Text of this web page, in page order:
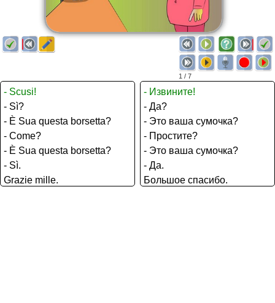
1 / 7
- Scusi!
- Sì?
- È Sua questa borsetta?
- Come?
- È Sua questa borsetta?
- Sì.
Grazie mille.
- Извините!
- Да?
- Это ваша сумочка?
- Простите?
- Это ваша сумочка?
- Да.
Большое спасибо.